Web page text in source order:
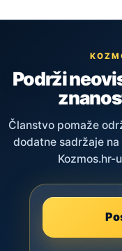
Podrži
Članstvo pomaže
dodatne sadržaje
Kozmos.hr-